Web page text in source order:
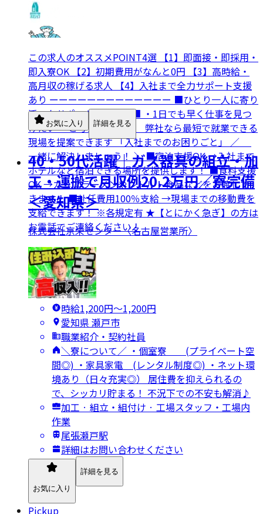
この求人のオススメPOINT4選 【1】即面接・即採用・
即入寮OK 【2】初期費用がなんと0円 【3】高時給・
高月収の稼げる求人 【4】入社まで全力サポート支援
あり ーーーーーーーーーーーーー ■ひとり一人に寄り
添ったサポートをします■ ・1日でも早く仕事を見つ
けたい… と考えている方、 弊社なら最短で就業できる
現場を提案できます 「入社までのお困りごと」 ／
一緒に解決しましょう！ ＼ ■宿泊支援OK →入社まで
ホテルなど宿泊できる場所を提供します！ ■食料支援
OK →カップラーメンやレトルト食品などをお渡しで
きます！ ■赴任費用100％支給 →現場までの移動費を
支給できます！ ※各規定有 ★【とにかく急ぎ】の方は
お電話でご連絡ください！
お気に入り 詳細を見る
40・50代活躍｜ガス器具の組立・加
工・運搬で月収例20.2万円／寮完備
＜愛知県＞
株式会社京栄センター〈名古屋営業所〉
時給1,200円〜1,200円
愛知県 瀬戸市
職業紹介・契約社員
＼寮について／ ・個室寮 (プライベート空
間◎) ・家具家電 (レンタル制度◎) ・ネット環
境あり（日々充実◎） 居住費を抑えられるの
で、シッカリ貯まる！ 不況下での不安も解消♪
加工 · 組立・組付け · 工場スタッフ・工場内
作業
尾張瀬戸駅
詳細はお問い合わせください
お気に入り
詳細を見る
Pickup